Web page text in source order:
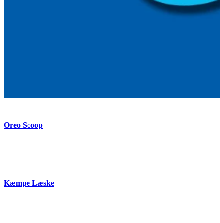
Oreo Scoop
Kæmpe Læske